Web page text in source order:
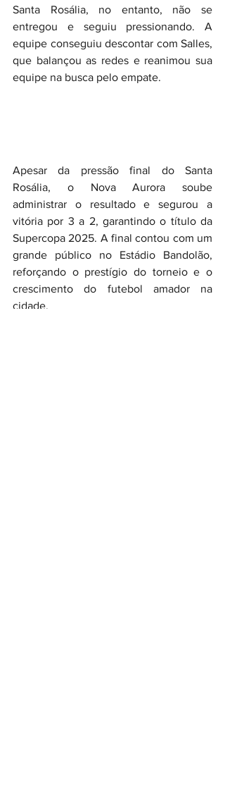
Santa Rosália, no entanto, não se
entregou e seguiu pressionando. A
equipe conseguiu descontar com Salles,
que balançou as redes e reanimou sua
equipe na busca pelo empate.
Apesar da pressão final do Santa
Rosália, o Nova Aurora soube
administrar o resultado e segurou a
vitória por 3 a 2, garantindo o título da
Supercopa 2025. A final contou com um
grande público no Estádio Bandolão,
reforçando o prestígio do torneio e o
crescimento do futebol amador na
cidade.